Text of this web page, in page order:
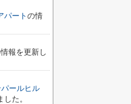
パート の情
報を更新し
ールヒル
た。